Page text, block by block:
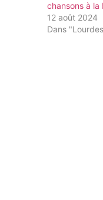
chansons à la
12 août 2024
Dans